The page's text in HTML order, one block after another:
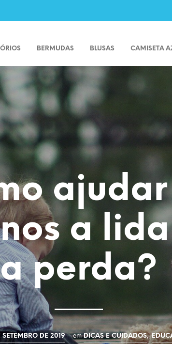
BERMUDAS BLUSAS CAMISETA
ajudar
a
a perda?
SETEMBRO DE 2019 em DICAS E CUIDADOS,